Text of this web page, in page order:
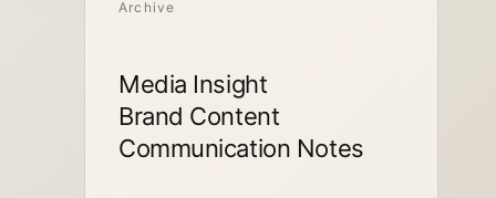
Archive
Media Insight
Brand Content
Communication Notes